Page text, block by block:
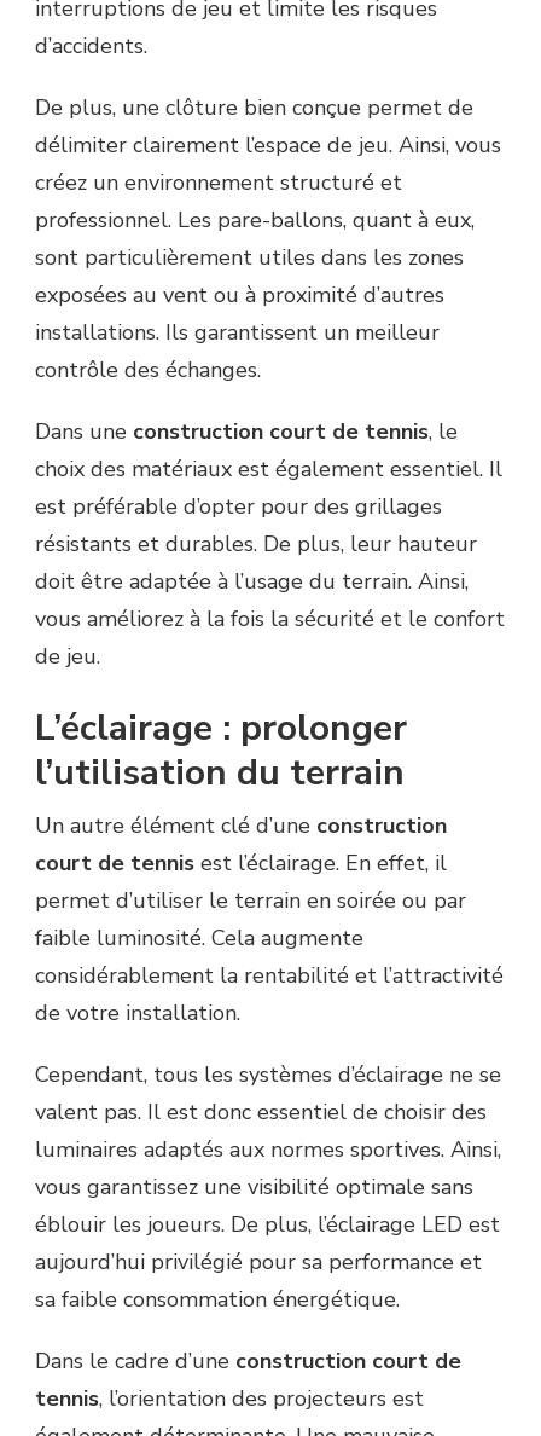
interruptions de jeu et limite les risques
d’accidents.
De plus, une clôture bien conçue permet de
délimiter clairement l’espace de jeu. Ainsi, vous
créez un environnement structuré et
professionnel. Les pare-ballons, quant à eux,
sont particulièrement utiles dans les zones
exposées au vent ou à proximité d’autres
installations. Ils garantissent un meilleur
contrôle des échanges.
Dans une construction court de tennis, le
choix des matériaux est également essentiel. Il
est préférable d’opter pour des grillages
résistants et durables. De plus, leur hauteur
doit être adaptée à l’usage du terrain. Ainsi,
vous améliorez à la fois la sécurité et le confort
de jeu.
L’éclairage : prolonger
l’utilisation du terrain
Un autre élément clé d’une construction
court de tennis est l’éclairage. En effet, il
permet d’utiliser le terrain en soirée ou par
faible luminosité. Cela augmente
considérablement la rentabilité et l’attractivité
de votre installation.
Cependant, tous les systèmes d’éclairage ne se
valent pas. Il est donc essentiel de choisir des
luminaires adaptés aux normes sportives. Ainsi,
vous garantissez une visibilité optimale sans
éblouir les joueurs. De plus, l’éclairage LED est
aujourd’hui privilégié pour sa performance et
sa faible consommation énergétique.
Dans le cadre d’une construction court de
tennis, l’orientation des projecteurs est